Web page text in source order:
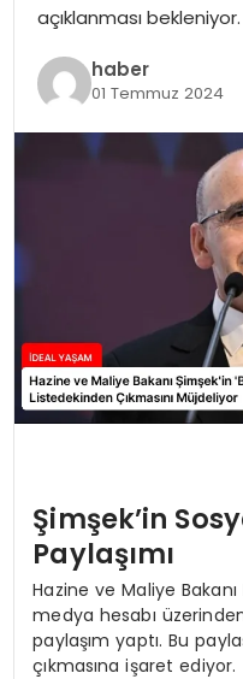
açıklanması
haber
01 Temmuz 2024
Şimşek’in
Paylaşımı
Hazine ve Maliye
medya hesabı
paylaşım yaptı. Bu
çıkmasına işaret ediyor.